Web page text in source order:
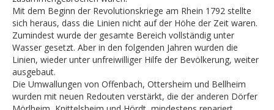
Mit dem Beginn der Revolutionskriege am Rhein 1792 stellte
sich heraus, dass die Linien nicht auf der Höhe der Zeit waren.
Zumindest wurde der gesamte Bereich vollständig unter
Wasser gesetzt. Aber in den folgenden Jahren wurden die
Linien, wieder unter unfreiwilliger Hilfe der Bevölkerung, weiter
ausgebaut.
Die Umwallungen von Offenbach, Ottersheim und Bellheim
wurden mit neuen Redouten verstärkt, die der anderen Dörfer